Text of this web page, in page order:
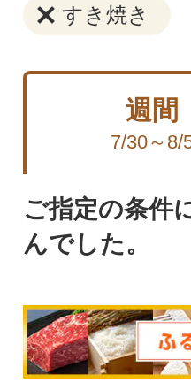
すき焼き
週間
7/30～8/
ご指定の条件
んでした。